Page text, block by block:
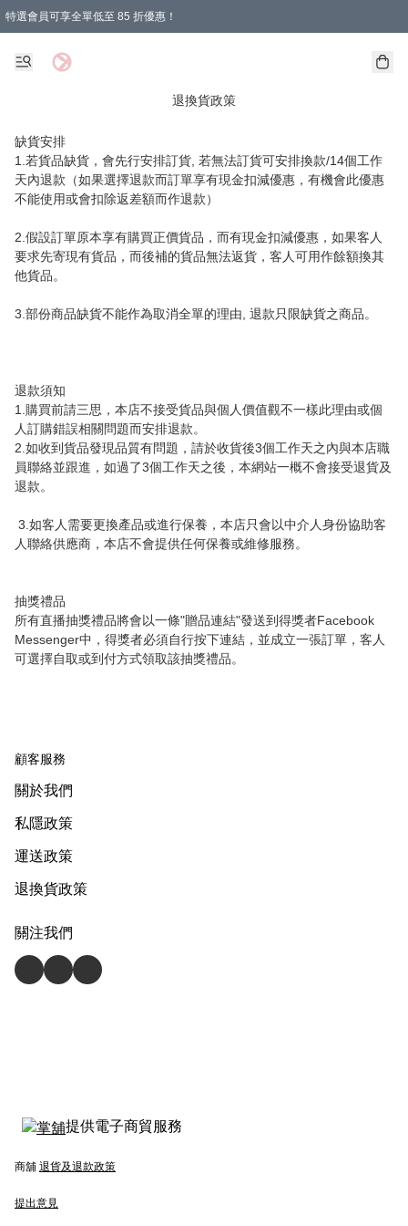
特選會員可享全單低至 85 折優惠！
購物滿 HKD 1000.00即享免運費優惠！（適用於 特定的送貨方式 )
退換貨政策
缺貨安排
1.若貨品缺貨，會先行安排訂貨, 若無法訂貨可安排換款/14個工作
天內退款（如果選擇退款而訂單享有現金扣減優惠，有機會此優惠
不能使用或會扣除返差額而作退款）
2.假設訂單原本享有購買正價貨品，而有現金扣減優惠，如果客人
要求先寄現有貨品，而後補的貨品無法返貨，客人可用作餘額換其
他貨品。
3.部份商品缺貨不能作為取消全單的理由, 退款只限缺貨之商品。
退款須知
1.購買前請三思，本店不接受貨品與個人價值觀不一樣此理由或個
人訂購錯誤相關問題而安排退款。
2.如收到貨品發現品質有問題，請於收貨後3個工作天之內與本店職
員聯絡並跟進，如過了3個工作天之後，本網站一概不會接受退貨及
退款。
人聯絡供應商，本店不會提供任何保養或維修服務。
抽獎禮品
所有直播抽獎禮品將會以一條"贈品連結"發送到得獎者Facebook
Messenger中，得獎者必須自行按下連結，並成立一張訂單，客人
可選擇自取或到付方式領取該抽獎禮品。
顧客服務
關於我們
私隱政策
運送政策
退換貨政策
關注我們
提供電子商貿服務
商舖 退貨及退款政策
提出意見